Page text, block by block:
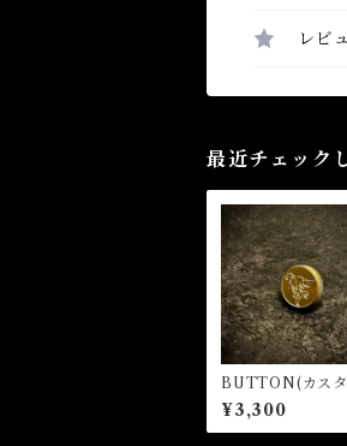
レビ
最近チェック
BUTTON(カスタ
ーツ)
¥3,300